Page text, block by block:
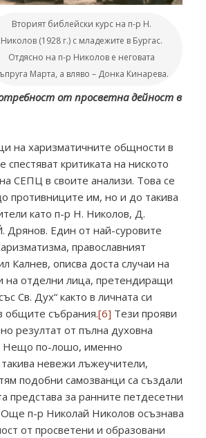
Вторият библейски курс на п-р Н.
Николов (1928 г.) с младежите в Бургас.
Отдясно на п-р Николов е неговата
Марта, а вляво – Донка Кинарева.
от просветна дейност в
на харизматичните общности в
спестяват критиката на ниското
СЕПЦ в своите анализи. Това се
противниците им, но и до такива
като п-р Н. Николов, Д.
Дрянов. Един от най-суровите
православният
Калнев, описва доста случаи на
на отделни лица, претендиращи
Св. Дух“ както в личната си
общите събрания.[6] Тези прояви
резултат от пълна духовна
Нещо по-лошо, именно
невежи лъжеучители,
подобни самозванци са създали
представа за ранните петдесетни
п-р Николай Николов осъзнава
от просветени и образовани